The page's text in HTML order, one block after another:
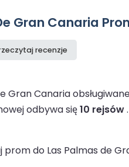
Gran Canaria
recenzje
Gran Canaria
odbywa się10 rejsów.
do Las Palmas de